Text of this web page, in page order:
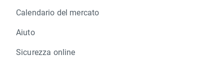
Calendario del mercato
Aiuto
Sicurezza online